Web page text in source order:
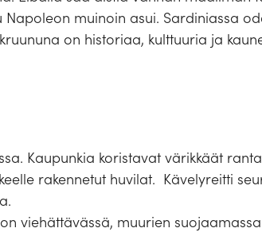
Napoleon muinoin asui. Sardiniassa
on historiaa, kulttuuria ja
Kaupunkia koristavat värikkäät
rakennetut huvilat. Kävelyreitti
viehättävässä, muurien suojaamassa